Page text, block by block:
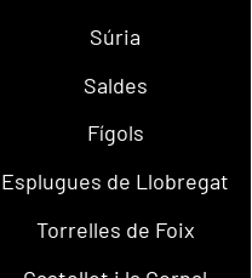
Súria
Saldes
Fígols
Esplugues de Llobregat
Torrelles de Foix